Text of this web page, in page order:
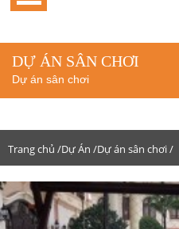
DỰ ÁN SÂN CHƠI
Dự án sân chơi
Trang chủ /Dự Án /Dự án sân chơi /